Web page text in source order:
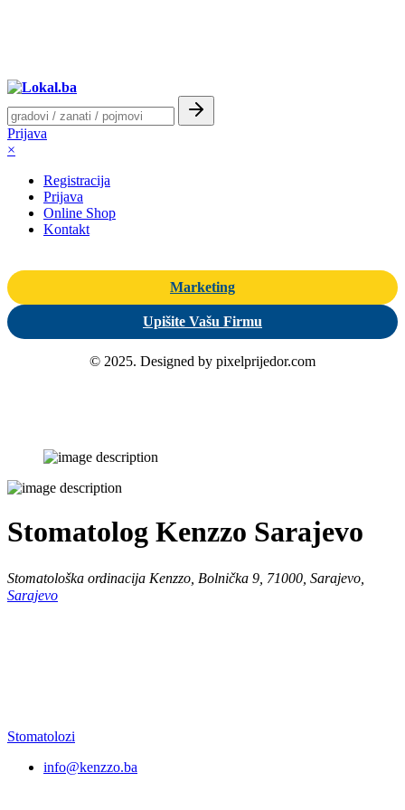
Prijava
×
Registracija
Prijava
Online Shop
Kontakt
Marketing
Upišite Vašu Firmu
© 2025. Designed by pixelprijedor.com
Stomatolog Kenzzo Sarajevo
Stomatološka ordinacija Kenzzo, Bolnička 9, 71000, Sarajevo,
Sarajevo
Stomatolozi
info@kenzzo.ba